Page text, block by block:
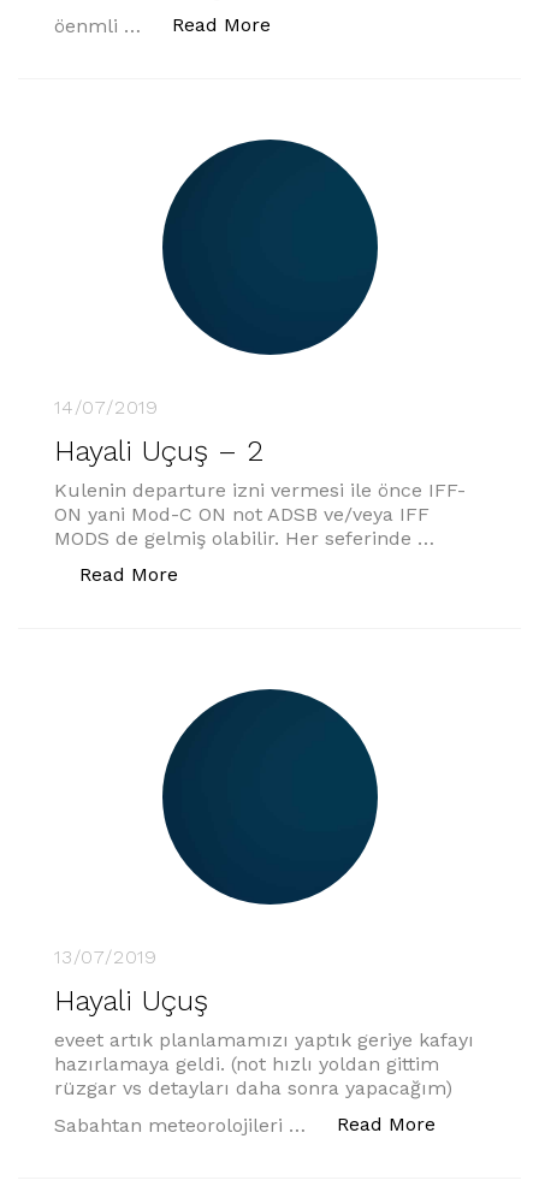
öenmli …
Read More
14/07/2019
Hayali Uçuş – 2
Kulenin departure izni vermesi ile önce IFF-
ON yani Mod-C ON not ADSB ve/veya IFF
MODS de gelmiş olabilir. Her seferinde …
Read More
13/07/2019
Hayali Uçuş
eveet artık planlamamızı yaptık geriye kafayı
hazırlamaya geldi. (not hızlı yoldan gittim
rüzgar vs detayları daha sonra yapacağım)
Sabahtan meteorolojileri …
Read More